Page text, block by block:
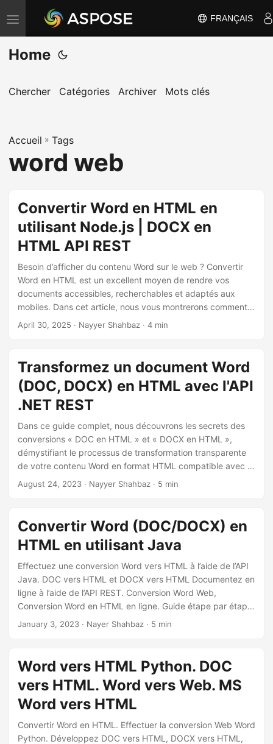
B
a
s
u
r
l
a
a
o
FRANÇAIS
Home
Chercher Catégories Archiver Mots clés
Accueil » Tags
word web
Convertir Word en HTML en
utilisant Node.js | DOCX en
HTML API REST
Besoin d’afficher du contenu Word sur le web ? Convertir
Word en HTML est un excellent moyen de rendre vos
documents accessibles, recherchables et adaptés aux
mobiles. Dans cet article, nous vous montrerons comment
utiliser le SDK Aspose.Words Cloud pour Node.js pour
April 30, 2025 · Nayyer Shahbaz · 4 min
Transformez un document Word
(DOC, DOCX) en HTML avec l'API
.NET REST
Dans ce guide complet, nous découvrons les secrets des
conversions « DOC en HTML » et « DOCX en HTML »,
démystifiant le processus de transformation transparente
de votre contenu Word en format HTML compatible avec le
Web. Que vous soyez un professionnel chevronné ou un
en ligne ».
August 24, 2023 · Nayyer Shahbaz · 5 min
Convertir Word (DOC/DOCX) en
HTML en utilisant Java
Effectuez une conversion Word vers HTML à l’aide de l’API
Java. DOC vers HTML et DOCX vers HTML Documentez en
ligne à l’aide de l’API REST. Conversion Word Web,
Conversion Word en HTML en ligne. Guide étape par étape
sur la façon d’effectuer la conversion Microsoft Word Web.
January 3, 2023 · Nayer Shahbaz · 5 min
Word vers HTML Python. DOC
vers HTML. Word vers Web. MS
Word vers HTML
Convertir Word en HTML. Effectuer la conversion Web Word
Python. Développez DOC vers HTML, DOCX vers HTML,